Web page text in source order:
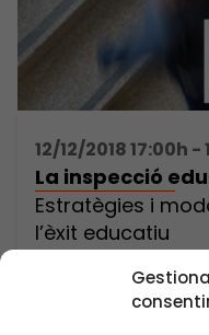
12/12/2018 17:00h -
La inspecció
Estratègies i
l’èxit educatiu